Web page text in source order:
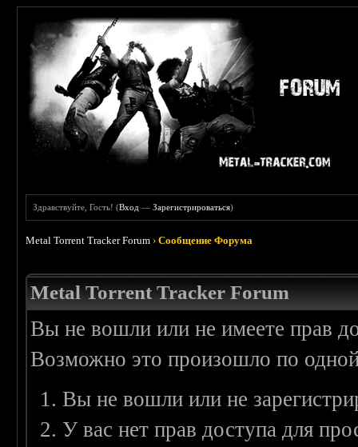
Здравствуйте, Гость! (Вход —Зарегистрироваться)
Metal Torrent Tracker Forum ›Сообщение Форума
Metal Torrent Tracker Forum
Вы не вошли или не имеете прав
Возможно это произошло по
Вы не вошли или не
У вас нет прав доступа для